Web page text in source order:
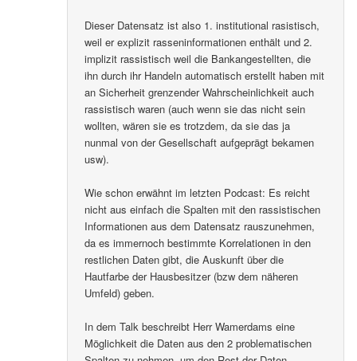
Dieser Datensatz ist also 1. institutional rasistisch,
weil er explizit rasseninformationen enthält und 2.
implizit rassistisch weil die Bankangestellten, die
ihn durch ihr Handeln automatisch erstellt haben mit
an Sicherheit grenzender Wahrscheinlichkeit auch
rassistisch waren (auch wenn sie das nicht sein
wollten, wären sie es trotzdem, da sie das ja
nunmal von der Gesellschaft aufgeprägt bekamen
usw).
Wie schon erwähnt im letzten Podcast: Es reicht
nicht aus einfach die Spalten mit den rassistischen
Informationen aus dem Datensatz rauszunehmen,
da es immernoch bestimmte Korrelationen in den
restlichen Daten gibt, die Auskunft über die
Hautfarbe der Hausbesitzer (bzw dem näheren
Umfeld) geben.
In dem Talk beschreibt Herr Wamerdams eine
Möglichkeit die Daten aus den 2 problematischen